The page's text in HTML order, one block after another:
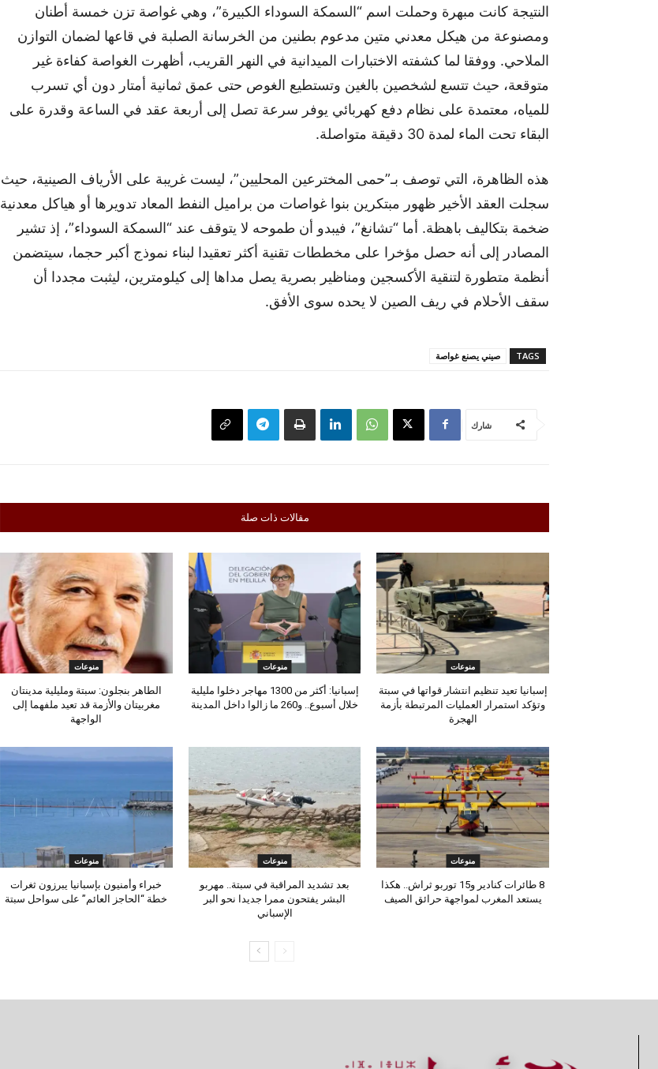
النتيجة كانت مبهرة وحملت اسم “السمكة السوداء الكبيرة”، وهي غواصة تزن خمسة أطنان
ومصنوعة من هيكل معدني متين مدعوم بطنين من الخرسانة الصلبة في قاعها لضمان التوازن
الملاحي. ووفقا لما كشفته الاختبارات الميدانية في النهر القريب، أظهرت الغواصة كفاءة غير
متوقعة، حيث تتسع لشخصين بالغين وتستطيع الغوص حتى عمق ثمانية أمتار دون أي تسرب
للمياه، معتمدة على نظام دفع كهربائي يوفر سرعة تصل إلى أربعة عقد في الساعة وقدرة على
البقاء تحت الماء لمدة 30 دقيقة متواصلة.
هذه الظاهرة، التي توصف بـ”حمى المخترعين المحليين”، ليست غريبة على الأرياف الصينية، حيث
سجلت العقد الأخير ظهور مبتكرين بنوا غواصات من براميل النفط المعاد تدويرها أو هياكل معدنية
ضخمة بتكاليف باهظة. أما “تشانغ”، فيبدو أن طموحه لا يتوقف عند “السمكة السوداء”، إذ تشير
المصادر إلى أنه حصل مؤخرا على مخططات تقنية أكثر تعقيدا لبناء نموذج أكبر حجما، سيتضمن
أنظمة متطورة لتنقية الأكسجين ومناظير بصرية يصل مداها إلى كيلومترين، ليثبت مجددا أن
سقف الأحلام في ريف الصين لا يحده سوى الأفق.
TAGS صيني يصنع غواصة
شارك
مقالات ذات صلة
منوعات
إسبانيا تعيد تنظيم انتشار قواتها في سبتة
وتؤكد استمرار العمليات المرتبطة بأزمة
الهجرة
منوعات
إسبانيا: أكثر من 1300 مهاجر دخلوا مليلية
خلال أسبوع.. و260 ما زالوا داخل المدينة
منوعات
الطاهر بنجلون: سبتة ومليلية مدينتان
مغربيتان والأزمة قد تعيد ملفهما إلى
الواجهة
منوعات
8 طائرات كنادير و15 توربو ثراش.. هكذا
يستعد المغرب لمواجهة حرائق الصيف
منوعات
بعد تشديد المراقبة في سبتة.. مهربو
البشر يفتحون ممرا جديدا نحو البر
الإسباني
منوعات
خبراء وأمنيون بإسبانيا يبرزون ثغرات
خطة “الحاجز العائم” على سواحل سبتة